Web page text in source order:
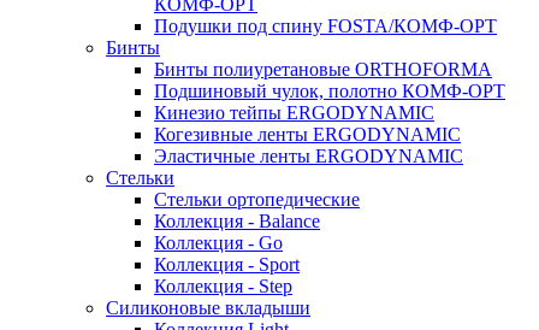
КОМФ-ОРТ
Подушки под спину FOSTA/КОМФ-ОРТ
Бинты
Бинты полиуретановые ORTHOFORMA
Подшиновый чулок, полотно КОМФ-ОРТ
Кинезио тейпы ERGODYNAMIC
Когезивные ленты ERGODYNAMIC
Эластичные ленты ERGODYNAMIC
Стельки
Стельки ортопедические
Коллекция - Balance
Коллекция - Go
Коллекция - Sport
Коллекция - Step
Силиконовые вкладыши